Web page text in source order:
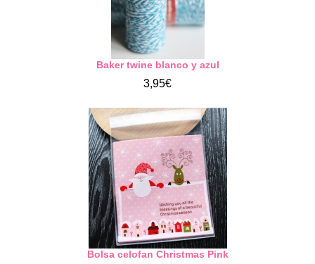
Baker twine blanco y azul
3,95€
Bolsa celofan Christmas Pink